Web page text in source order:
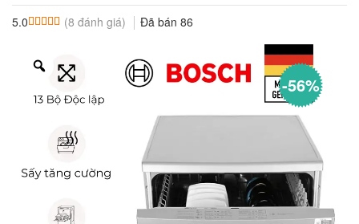
5.0 5.0 trên 5 dựa trên
8 đánh giá
(8 đánh giá) Đã bán 86
-56%